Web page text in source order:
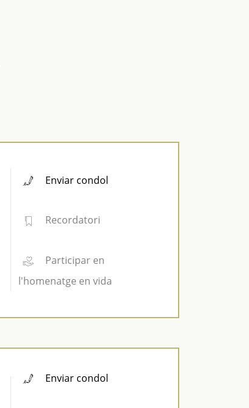
Enviar condol
Recordatori
Participar en
l'homenatge en vida
Enviar condol